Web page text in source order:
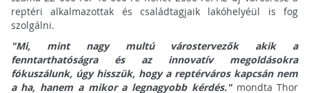
reptéri alkalmazottak és családtagjaik lakóhelyéül is fog
szolgálni.
"Mi, mint nagy multú várostervezők akik a
fenntarthatóságra és az innovatív megoldásokra
fókuszálunk, úgy hisszük, hogy a reptérváros kapcsán nem
a ha, hanem a mikor a legnagyobb kérdés." mondta Thor